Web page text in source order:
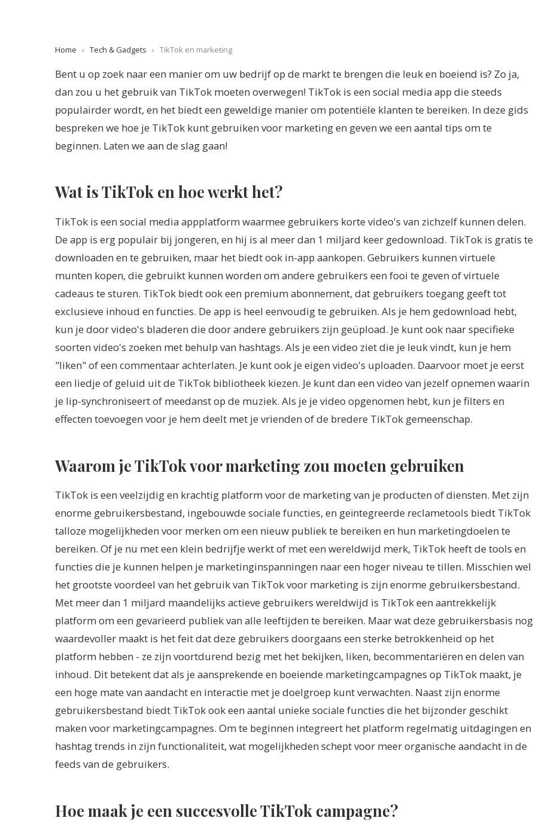
Home › Tech & Gadgets › TikTok en marketing
Bent u op zoek naar een manier om uw bedrijf op de markt te brengen die leuk en boeiend is? Zo ja,
dan zou u het gebruik van TikTok moeten overwegen! TikTok is een social media app die steeds
populairder wordt, en het biedt een geweldige manier om potentiële klanten te bereiken. In deze gids
bespreken we hoe je TikTok kunt gebruiken voor marketing en geven we een aantal tips om te
beginnen. Laten we aan de slag gaan!
Wat is TikTok en hoe werkt het?
TikTok is een social media appplatform waarmee gebruikers korte video's van zichzelf kunnen delen.
De app is erg populair bij jongeren, en hij is al meer dan 1 miljard keer gedownload. TikTok is gratis te
downloaden en te gebruiken, maar het biedt ook in-app aankopen. Gebruikers kunnen virtuele
munten kopen, die gebruikt kunnen worden om andere gebruikers een fooi te geven of virtuele
cadeaus te sturen. TikTok biedt ook een premium abonnement, dat gebruikers toegang geeft tot
exclusieve inhoud en functies. De app is heel eenvoudig te gebruiken. Als je hem gedownload hebt,
kun je door video's bladeren die door andere gebruikers zijn geüpload. Je kunt ook naar specifieke
soorten video's zoeken met behulp van hashtags. Als je een video ziet die je leuk vindt, kun je hem
"liken" of een commentaar achterlaten. Je kunt ook je eigen video's uploaden. Daarvoor moet je eerst
een liedje of geluid uit de TikTok bibliotheek kiezen. Je kunt dan een video van jezelf opnemen waarin
je lip-synchroniseert of meedanst op de muziek. Als je je video opgenomen hebt, kun je filters en
effecten toevoegen voor je hem deelt met je vrienden of de bredere TikTok gemeenschap.
Waarom je TikTok voor marketing zou moeten gebruiken
TikTok is een veelzijdig en krachtig platform voor de marketing van je producten of diensten. Met zijn
enorme gebruikersbestand, ingebouwde sociale functies, en geïntegreerde reclametools biedt TikTok
talloze mogelijkheden voor merken om een nieuw publiek te bereiken en hun marketingdoelen te
bereiken. Of je nu met een klein bedrijfje werkt of met een wereldwijd merk, TikTok heeft de tools en
functies die je kunnen helpen je marketinginspanningen naar een hoger niveau te tillen. Misschien wel
het grootste voordeel van het gebruik van TikTok voor marketing is zijn enorme gebruikersbestand.
Met meer dan 1 miljard maandelijks actieve gebruikers wereldwijd is TikTok een aantrekkelijk
platform om een gevarieerd publiek van alle leeftijden te bereiken. Maar wat deze gebruikersbasis nog
waardevoller maakt is het feit dat deze gebruikers doorgaans een sterke betrokkenheid op het
platform hebben - ze zijn voortdurend bezig met het bekijken, liken, becommentariëren en delen van
inhoud. Dit betekent dat als je aansprekende en boeiende marketingcampagnes op TikTok maakt, je
een hoge mate van aandacht en interactie met je doelgroep kunt verwachten. Naast zijn enorme
gebruikersbestand biedt TikTok ook een aantal unieke sociale functies die het bijzonder geschikt
maken voor marketingcampagnes. Om te beginnen integreert het platform regelmatig uitdagingen en
hashtag trends in zijn functionaliteit, wat mogelijkheden schept voor meer organische aandacht in de
feeds van de gebruikers.
Hoe maak je een succesvolle TikTok campagne?